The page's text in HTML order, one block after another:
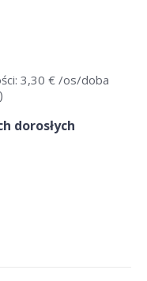
3,30 € /os/doba
dorosłych